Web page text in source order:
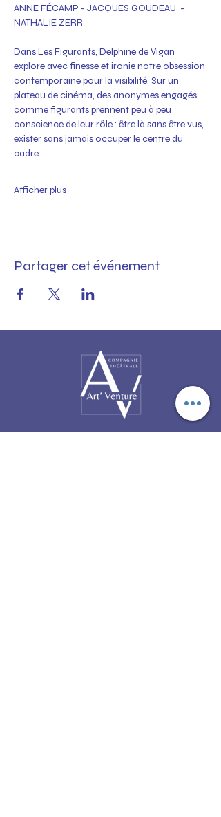
ANNE FÉCAMP - JACQUES GOUDEAU  -
NATHALIE ZERR
Dans Les Figurants, Delphine de Vigan
explore avec finesse et ironie notre obsession
contemporaine pour la visibilité. Sur un
plateau de cinéma, des anonymes engagés
comme figurants prennent peu à peu
conscience de leur rôle : être là sans être vus,
exister sans jamais occuper le centre du
cadre.
Afficher plus
Partager cet événement